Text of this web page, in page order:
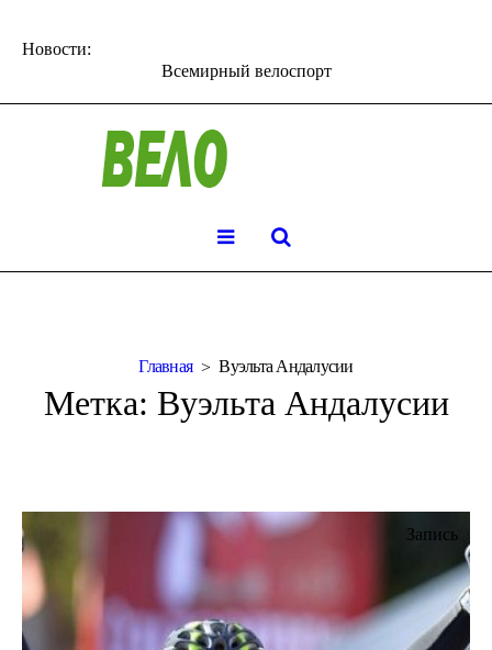
Новости:
Всемирный велоспорт
Главная Вуэльта Андалусии
Метка: Вуэльта Андалусии
Запись